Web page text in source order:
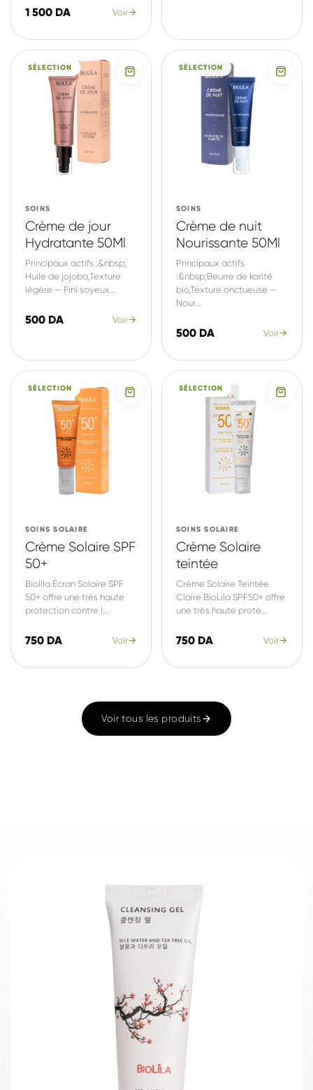
1 500 DA Voir
SÉLECTION
SOINS
Crème de jour
Hydratante 50Ml
Principaux actifs :&nbsp;
Huile de jojoba,Texture
légère — Fini soyeux...
500 DA Voir
SÉLECTION
SOINS
Crème de nuit
Nourissante 50Ml
Principaux actifs
:&nbsp;Beurre de karité
bio,Texture onctueuse —
Nour...
500 DA Voir
SÉLECTION
SOINS SOLAIRE
Crème Solaire SPF
50+
Biolila Écran Solaire SPF
50+ offre une très haute
protection contre l...
750 DA Voir
SÉLECTION
SOINS SOLAIRE
Crème Solaire
teintée
Crème Solaire Teintée
Claire BioLila SPF50+ offre
une très haute prote...
750 DA Voir
Voir tous les produits